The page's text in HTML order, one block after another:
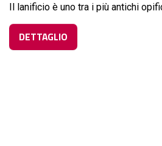
Il lanificio è uno tra i più antichi
DETTAGLIO